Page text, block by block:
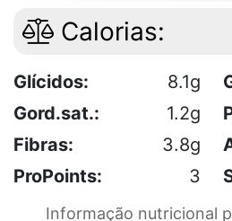
Calorias:
Glícidos: 8.1g
Gord.sat.:
1.2g
Fibras:
3.8g
ProPoints:
3
Informação nutricional